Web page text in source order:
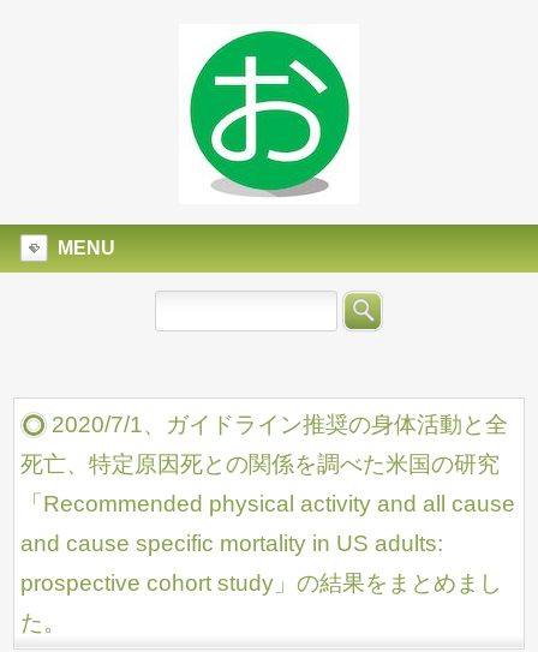
MENU
2020/7/1、ガイドライン推奨の身体活動と全
死亡、特定原因死との関係を調べた米国の研究
「Recommended physical activity and all cause
and cause specific mortality in US adults:
prospective cohort study」の結果をまとめまし
た。